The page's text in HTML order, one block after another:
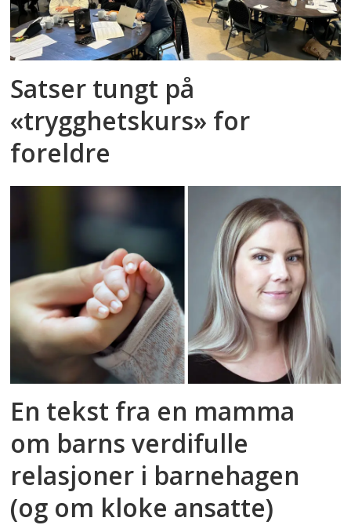
Satser tungt på
«trygghetskurs» for
foreldre
En tekst fra en mamma
om barns verdifulle
relasjoner i barnehagen
(og om kloke ansatte)